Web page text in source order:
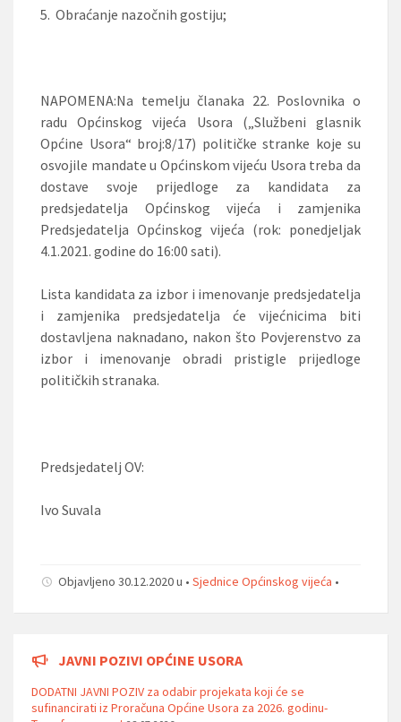
5. Obraćanje nazočnih gostiju;
NAPOMENA:Na temelju članaka 22. Poslovnika o
radu Općinskog vijeća Usora („Službeni glasnik
Općine Usora“ broj:8/17) političke stranke koje su
osvojile mandate u Općinskom vijeću Usora treba da
dostave svoje prijedloge za kandidata za
predsjedatelja Općinskog vijeća i zamjenika
Predsjedatelja Općinskog vijeća (rok: ponedjeljak
4.1.2021. godine do 16:00 sati).
Lista kandidata za izbor i imenovanje predsjedatelja
i zamjenika predsjedatelja će vijećnicima biti
dostavljena naknadano, nakon što Povjerenstvo za
izbor i imenovanje obradi pristigle prijedloge
političkih stranaka.
Predsjedatelj OV:
Ivo Suvala
Objavljeno 30.12.2020 u • Sjednice Općinskog vijeća •
JAVNI POZIVI OPĆINE USORA
DODATNI JAVNI POZIV za odabir projekata koji će se
sufinancirati iz Proračuna Općine Usora za 2026. godinu-